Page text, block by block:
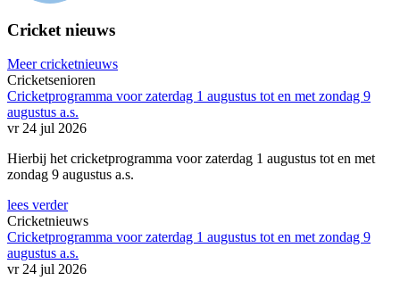
Cricket nieuws
Meer cricketnieuws
Cricketsenioren
Cricketprogramma voor zaterdag 1 augustus tot en met zondag 9
augustus a.s.
vr 24 jul 2026
Hierbij het cricketprogramma voor zaterdag 1 augustus tot en met
zondag 9 augustus a.s.
lees verder
Cricketnieuws
Cricketprogramma voor zaterdag 1 augustus tot en met zondag 9
augustus a.s.
vr 24 jul 2026